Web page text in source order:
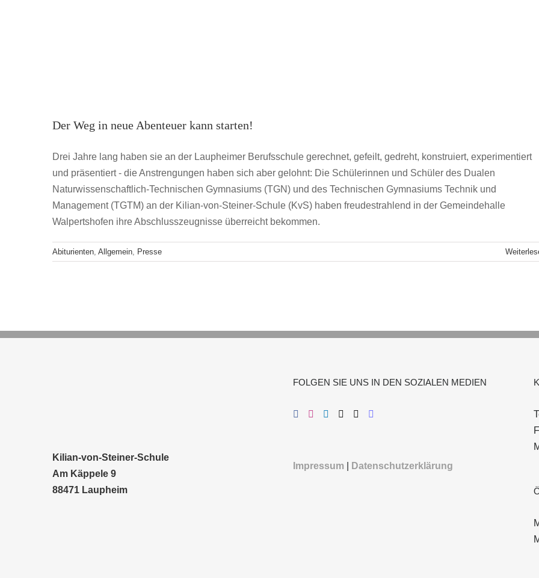
Der Weg in neue Abenteuer kann starten!
Drei Jahre lang haben sie an der Laupheimer Berufsschule gerechnet, gefeilt, gedreht, konstruiert, experimentiert
und präsentiert - die Anstrengungen haben sich aber gelohnt: Die Schülerinnen und Schüler des Dualen
Naturwissenschaftlich-Technischen Gymnasiums (TGN) und des Technischen Gymnasiums Technik und
Management (TGTM) an der Kilian-von-Steiner-Schule (KvS) haben freudestrahlend in der Gemeindehalle
Walpertshofen ihre Abschlusszeugnisse überreicht bekommen.
Abiturienten, Allgemein, Presse
Kilian-von-Steiner-Schule
Am Käppele 9
88471 Laupheim
FOLGEN SIE UNS IN DEN SOZIALEN MEDIEN
Impressum Datenschutzerklärung